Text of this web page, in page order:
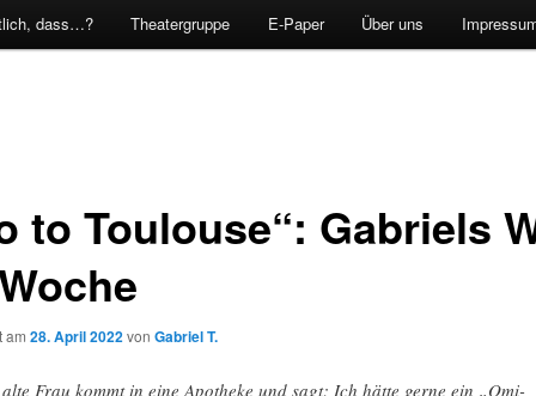
dass…? Theatergruppe E-Paper Über uns
to Toulouse“: Gabriels
am 28. April 2022von Gabriel T.
Frau kommt in eine Apotheke und sagt: Ich hätte gerne ein „Omi-